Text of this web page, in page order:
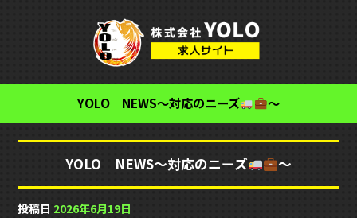
YOLO NEWS～対応のニーズ ～
YOLO NEWS～対応のニーズ ～
投稿日 2026年6月19日